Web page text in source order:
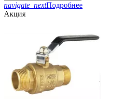
navigate_nextПодробнее
Акция